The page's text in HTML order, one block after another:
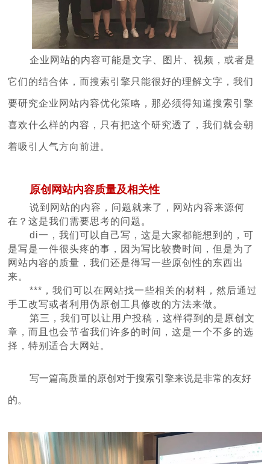
企业网站的内容可能是文字、图片、视频，或者是
它们的结合体，而搜索引擎只能很好的理解文字，我们
要研究企业网站内容优化策略，那必须得知道搜索引擎
喜欢什么样的内容，只有把这个研究透了，我们就会朝
着吸引人气方向前进。
原创网站内容质量及相关性
说到网站的内容，问题就来了，网站内容来源何
在？这是我们需要思考的问题。
di一，我们可以自己写，这是大家都能想到的，可
是写是一件很头疼的事，因为写比较费时间，但是为了
网站内容的质量，我们还是得写一些原创性的东西出
来。
***，我们可以在网站找一些相关的材料，然后通过
手工改写或者利用伪原创工具修改的方法来做。
第三，我们可以让用户投稿，这样得到的是原创文
章，而且也会节省我们许多的时间，这是一个不多的选
择，特别适合大网站。
写一篇高质量的原创对于搜索引擎来说是非常的友好
的。